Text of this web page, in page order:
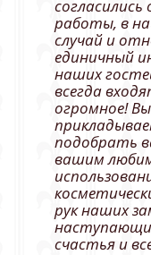
работы, в
случай и
единичный
наших
всегда
огромное!
подобрать
вашим
рук наших
счастья и